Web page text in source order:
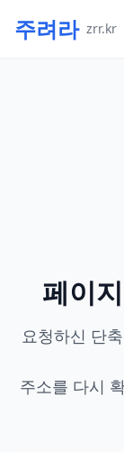
주려라 zrr.kr
페이
요청하신 단
주소를 다시